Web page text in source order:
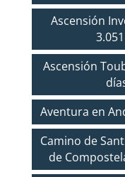
Ascensión
Ascensión
Aventura en
Camino de
de